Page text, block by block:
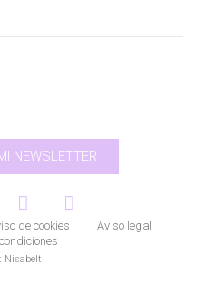
NEWSLETTER
de cookies
Aviso legal
Nisabelt